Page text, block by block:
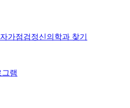
가점검정신의학과 찾기
램